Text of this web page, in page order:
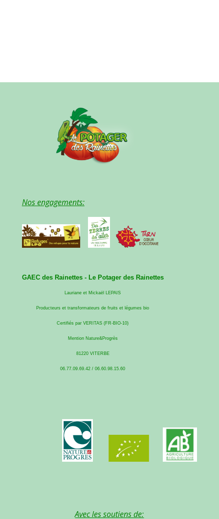
Nos engagements:
GAEC des Rainettes - Le Potager des Rainettes
Lauriane et Mickaël LEPAIS
Producteurs et transformateurs de fruits et légumes bio
Certifiés par VERITAS (FR-BIO-10)
Mention Nature&Progrès
81220 VITERBE
06.77.09.69.42 / 06.60.98.15.60
Avec les soutiens de: